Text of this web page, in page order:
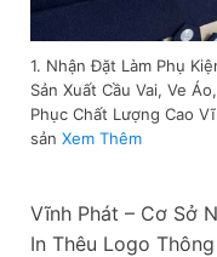
1. Nhận Đặt Làm Phụ
Sản Xuất Cầu Vai, Ve
Phục Chất Lượng Cao
sản Xem Thêm
Vĩnh Phát – Cơ Sở
In Thêu Logo